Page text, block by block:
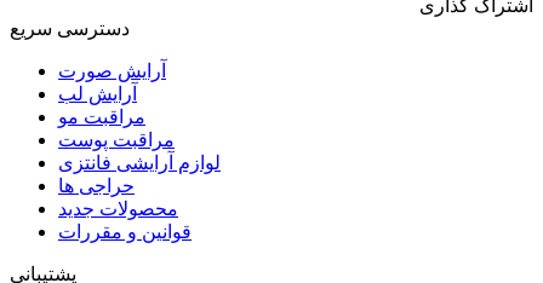
اشتراک گذاری
دسترسی سریع
آرایش صورت
آرایش لب
مراقبت مو
مراقبت پوست
لوازم آرایشی فانتزی
حراجی ها
محصولات جدید
قوانین و مقررات
پشتیبانی